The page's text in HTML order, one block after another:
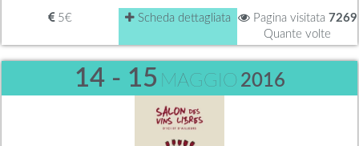
5€ Scheda dettagliata Pagina visitata 7269
Quante volte
14 - 15 MAGGIO 2016